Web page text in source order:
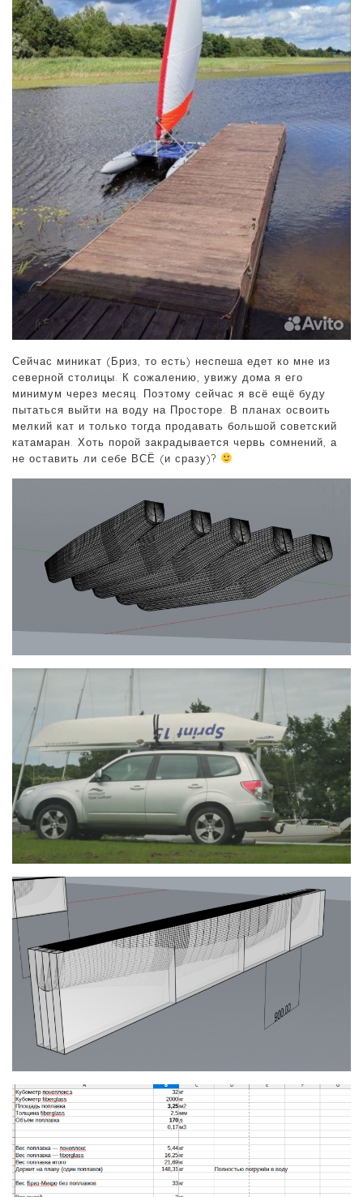
Сейчас миникат (Бриз, то есть) неспеша едет ко мне из
северной столицы. К сожалению, увижу дома я его
минимум через месяц. Поэтому сейчас я всё ещё буду
пытаться выйти на воду на Просторе. В планах освоить
мелкий кат и только тогда продавать большой советский
катамаран. Хоть порой закрадывается червь сомнений, а
не оставить ли себе ВСЁ (и сразу)?